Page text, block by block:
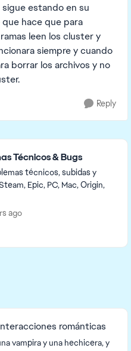
estando en su
hace que para
leen los cluster y
siempre y cuando
borrar los archivos y no
Reply
Técnicos & Bugs
técnicos, subidas y
Epic, PC, Mac, Origin,
ago
románticas
vampira y una hechicera, y